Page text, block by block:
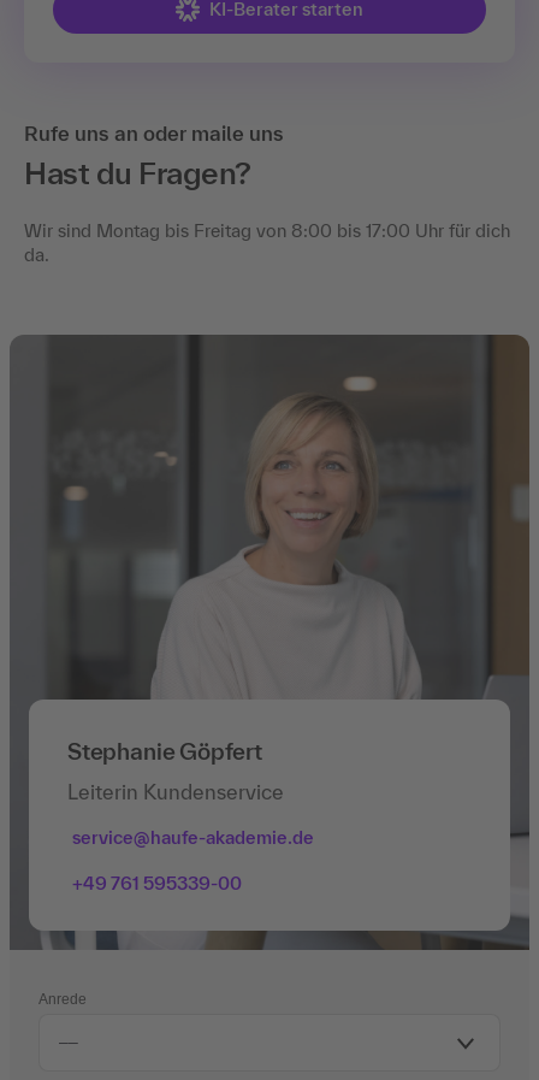
KI-Berater starten
Rufe uns an oder maile uns
Hast du Fragen?
Wir sind Montag bis Freitag von 8:00 bis 17:00 Uhr für dich
da.
Stephanie Göpfert
Leiterin Kundenservice
service@haufe-akademie.de
+49 761 595339-00
Anrede